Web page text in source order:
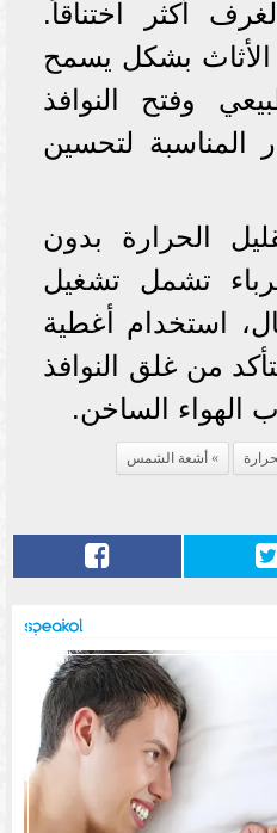
أكثر اختناقاً.
الأثاث بشكل يسمح
وفتح النوافذ
المناسبة لتحسين
الحرارة بدون
تشمل تشغيل
استخدام أغطية
من غلق النوافذ
الهواء الساخن.
أشعة الشمس